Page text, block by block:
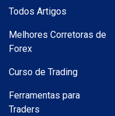
Todos Artigos
Melhores Corretoras de
Forex
Curso de Trading
Ferramentas para
Traders